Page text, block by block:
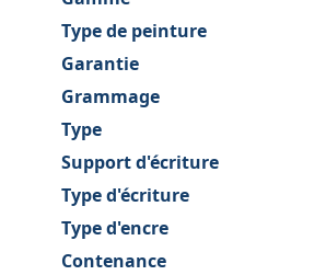
Type de peinture
Garantie
Grammage
Type
Support d'écriture
Type d'écriture
Type d'encre
Contenance